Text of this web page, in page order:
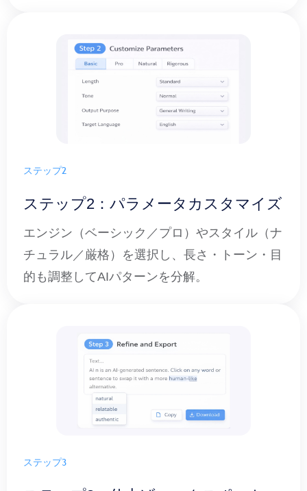
ステップ2
ステップ2：パラメータカスタマイズ
エンジン（ベーシック／プロ）やスタイル（ナ
チュラル／厳格）を選択し、長さ・トーン・目
的も調整してAIパターンを分解。
ステップ3